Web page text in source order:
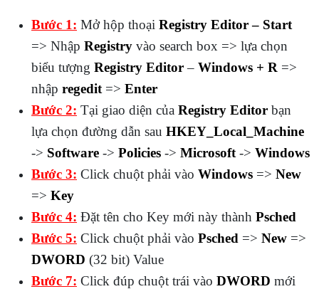
Bước 1: Mở hộp thoại Registry Editor – Start
=> Nhập Registry vào search box => lựa chọn
biểu tượng Registry Editor– Windows + R =>
nhập regedit => Enter
Bước 2: Tại giao diện của Registry Editor bạn
lựa chọn đường dẫn sau HKEY_Local_Machine
-> Software -> Policies -> Microsoft -> Windows
Bước 3: Click chuột phải vào Windows => New
=> Key
Bước 4: Đặt tên cho Key mới này thành Psched
Bước 5: Click chuột phải vào Psched => New =>
DWORD (32 bit) Value
Bước 7: Click đúp chuột trái vào DWORD mới